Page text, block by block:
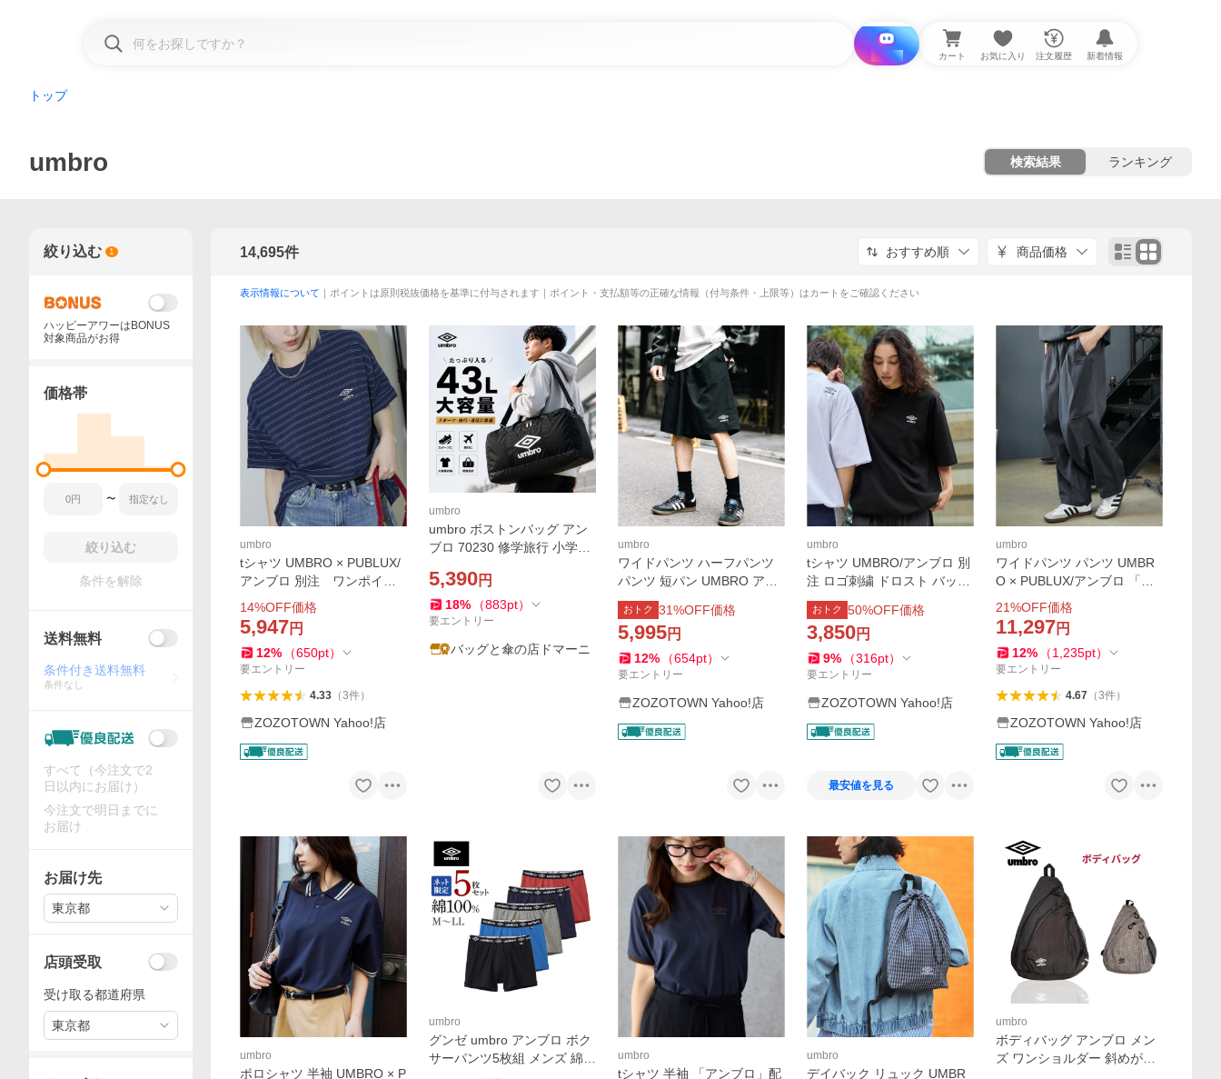
i と探す カート お気に入り 注文履歴 新着情報
トップ
umbro 検索結果 ランキング
14,695件 おすすめ順 商品価格
表示情報について ｜ポイントは原則税抜価格を基準に付与されます｜ポイント・支払額等の正確な情報（付与条件・上限等）はカートをご確認ください
umbro
tシャツ UMBRO × PUBLUX/
アンブロ 別注 ワンポイン
ト ロゴ ボーダー Tシャツ
限定展開 メンズ レディース
14%OFF価格
5,947円
12% （650pt）
要エントリー
4.33（3件）
ZOZOTOWN Yahoo!店
umbro
umbro ボストンバッグ アン
ブロ 70230 修学旅行 小学生
スポーツバッグ メンズ レデ
ィース 男子 女子 軽量 黒色
ブラック ゴールド
5,390円
18% （883pt）
要エントリー
バッグと傘の店ドマーニ
umbro
ワイドパンツ ハーフパンツ
パンツ 短パン UMBRO アン
ブロ 別注コラボ ワンポイン
トロゴ刺繍ナイロンショート
パンツ/ハーフパンツ セット
アップ可能
おトク 31%OFF価格
5,995円
12% （654pt）
要エントリー
ZOZOTOWN Yahoo!店
umbro
tシャツ UMBRO/アンブロ 別
注 ロゴ刺繍 ドロスト バック
プリント半袖Tシャツ メンズ
レディース
おトク 50%OFF価格
3,850円
9% （316pt）
要エントリー
ZOZOTOWN Yahoo!店
最安値を見る
umbro
ワイドパンツ パンツ UMBR
O × PUBLUX/アンブロ 「機
能性素材」別注 ワンポイン
トロゴタックパンツ 限定展
開 メンズ レディース
21%OFF価格
11,297円
12% （1,235pt）
要エントリー
4.67（3件）
ZOZOTOWN Yahoo!店
umbro
ポロシャツ 半袖 UMBRO × P
umbro
グンゼ umbro アンブロ ボク
サーパンツ5枚組 メンズ 綿1
00% 前あき パンツ まとめ買
umbro
tシャツ 半袖 「アンブロ」配
umbro
デイバック リュック UMBR
umbro
ボディバッグ アンブロ メン
ズ ワンショルダー 斜めがけ
絞り込む 1
ハッピーアワーはBONUS
対象商品がお得
価格帯
〜
絞り込む
条件を解除
送料無料
条件付き送料無料
条件なし
すべて（今注文で2
日以内にお届け）
今注文で明日までに
お届け
お届け先
東京都
店頭受取
受け取る都道府県
東京都